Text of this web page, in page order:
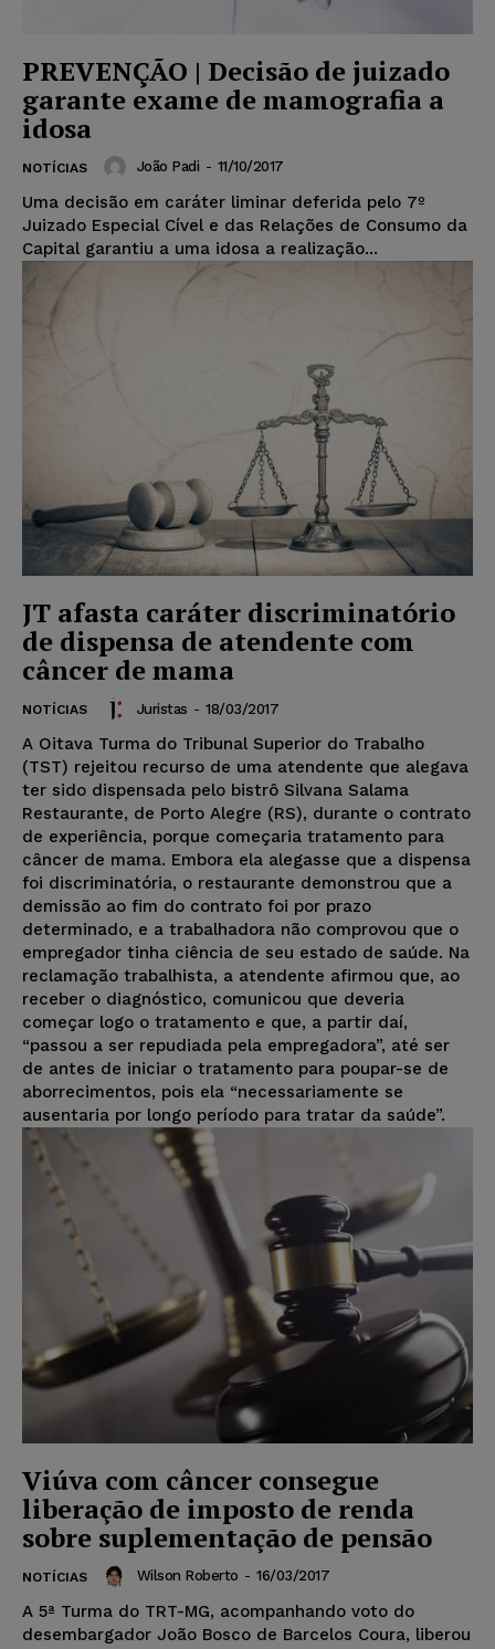
PREVENÇÃO | Decisão de juizado
garante exame de mamografia a
idosa
NOTÍCIAS João Padi - 11/10/2017
Uma decisão em caráter liminar deferida pelo 7º
Juizado Especial Cível e das Relações de Consumo da
Capital garantiu a uma idosa a realização...
JT afasta caráter discriminatório
de dispensa de atendente com
câncer de mama
NOTÍCIAS Juristas - 18/03/2017
A Oitava Turma do Tribunal Superior do Trabalho
(TST) rejeitou recurso de uma atendente que alegava
ter sido dispensada pelo bistrô Silvana Salama
Restaurante, de Porto Alegre (RS), durante o contrato
de experiência, porque começaria tratamento para
câncer de mama. Embora ela alegasse que a dispensa
foi discriminatória, o restaurante demonstrou que a
demissão ao fim do contrato foi por prazo
determinado, e a trabalhadora não comprovou que o
empregador tinha ciência de seu estado de saúde. Na
reclamação trabalhista, a atendente afirmou que, ao
receber o diagnóstico, comunicou que deveria
começar logo o tratamento e que, a partir daí,
“passou a ser repudiada pela empregadora”, até ser
de antes de iniciar o tratamento para poupar-se de
aborrecimentos, pois ela “necessariamente se
ausentaria por longo período para tratar da saúde”.
Viúva com câncer consegue
liberação de imposto de renda
sobre suplementação de pensão
NOTÍCIAS Wilson Roberto - 16/03/2017
A 5ª Turma do TRT-MG, acompanhando voto do
desembargador João Bosco de Barcelos Coura, liberou